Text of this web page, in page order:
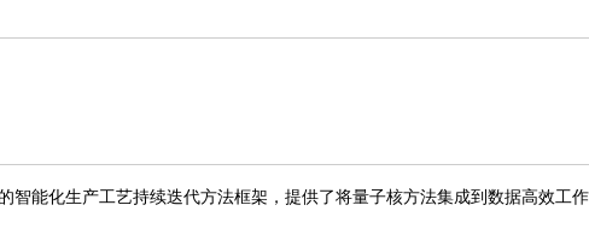
能化生产工艺持续迭代方法框架，提供了将量子核方法集成到数据高效工